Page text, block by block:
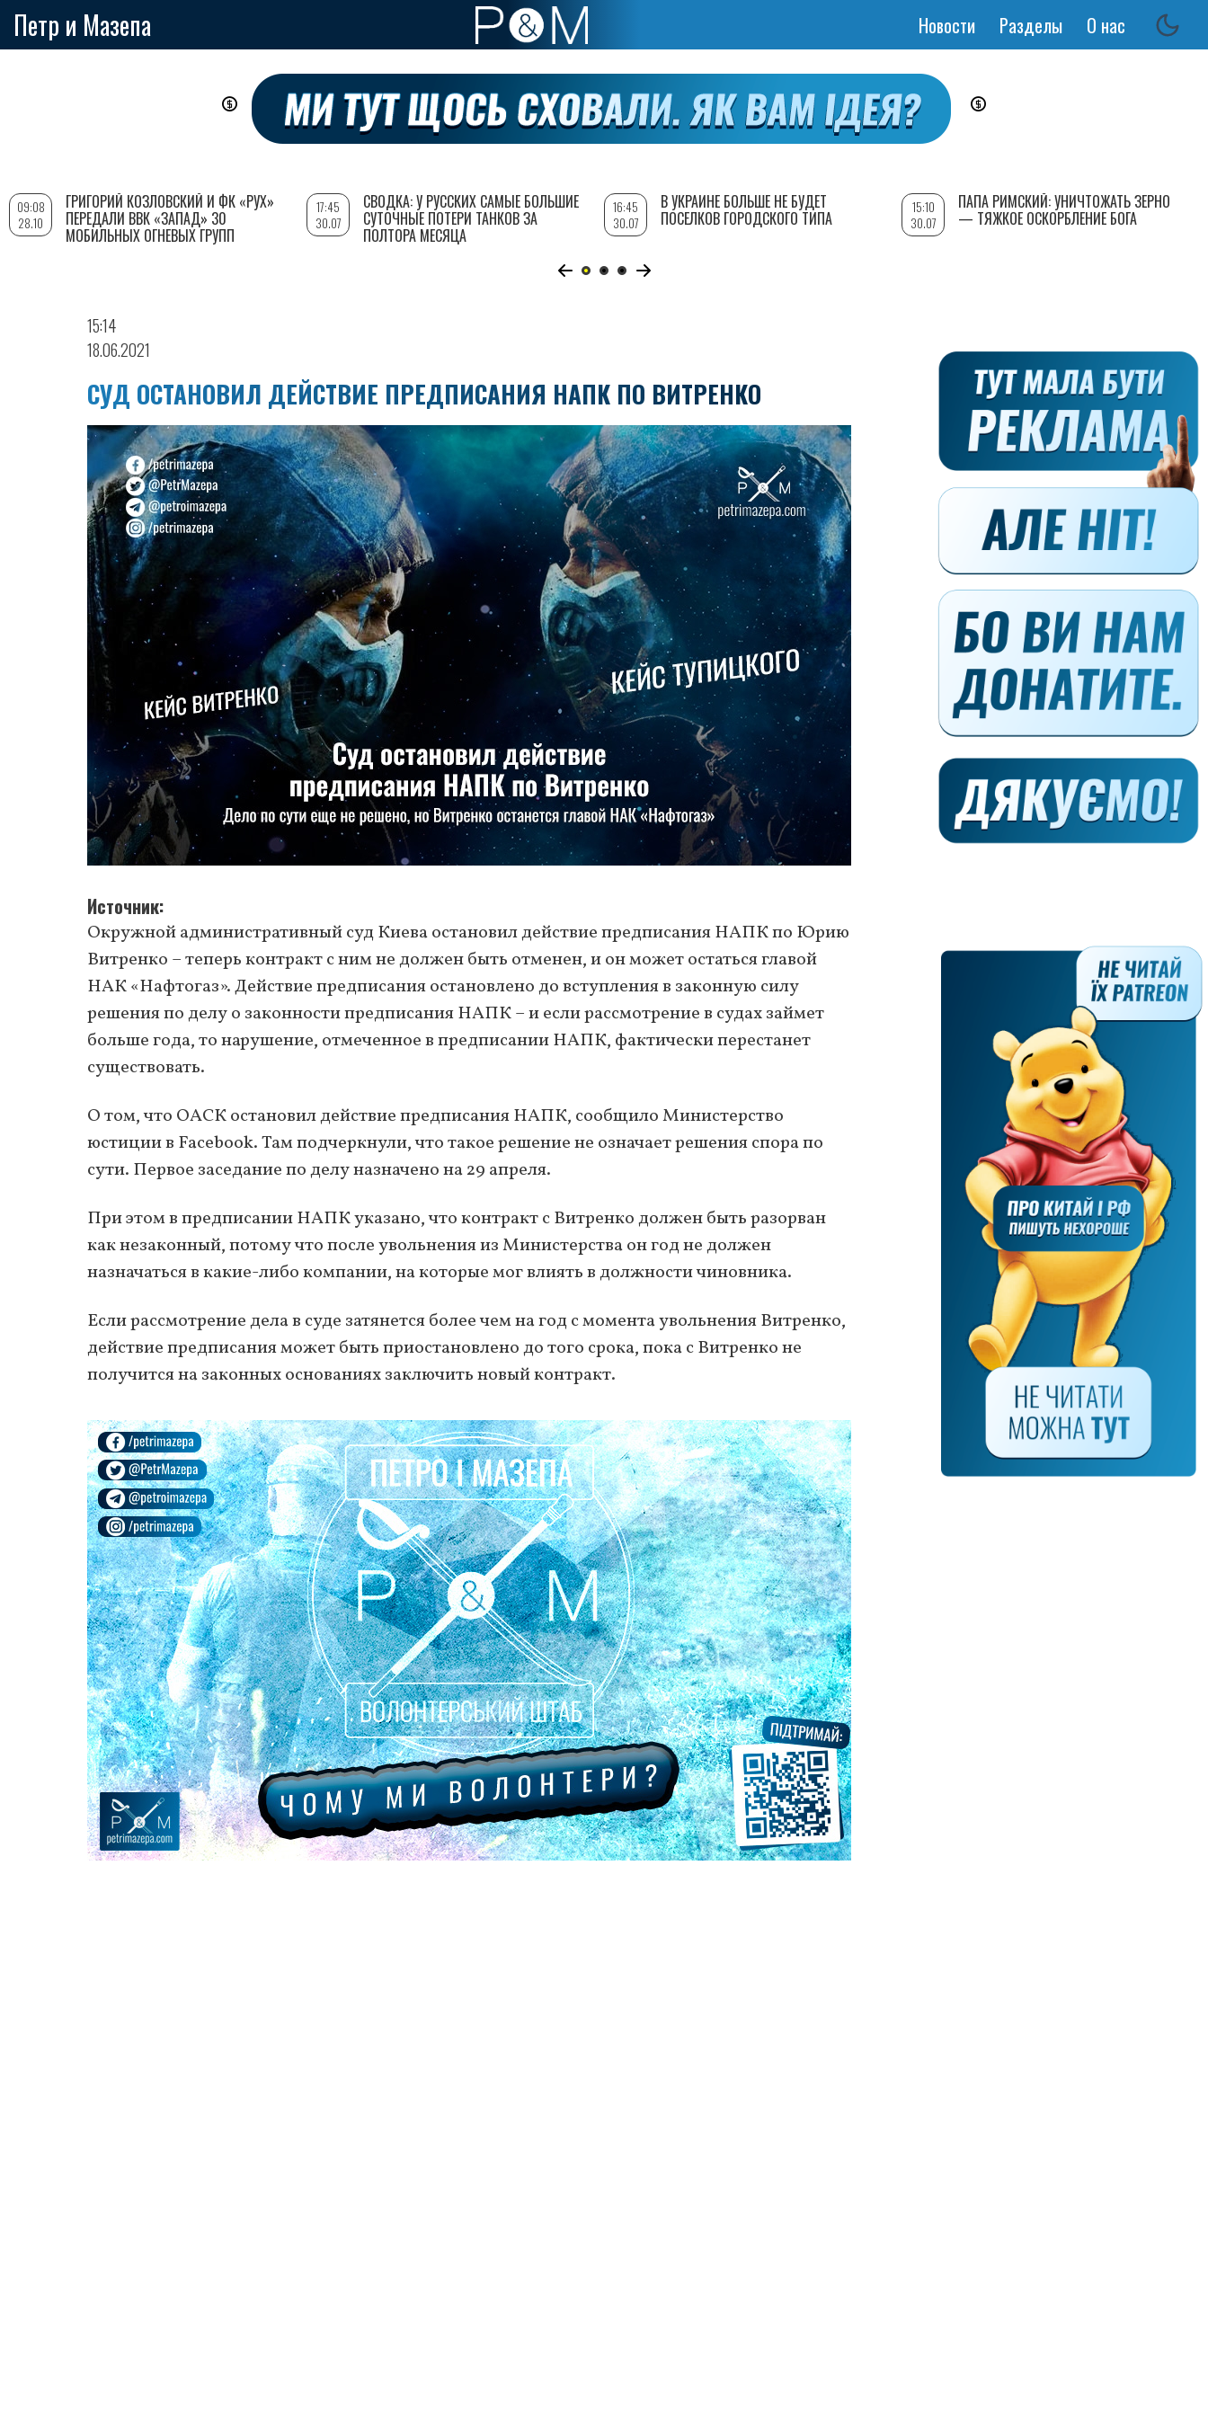
Петр и Мазепа
Основная
Новости Разделы О нас
15:14
18.06.2021
СУД ОСТАНОВИЛ ДЕЙСТВИЕ ПРЕДПИСАНИЯ НАПК ПО ВИТРЕНКО
Источник
Окружной административный суд Киева остановил действие предписания НАПК по Юрию
Витренко – теперь контракт с ним не должен быть отменен, и он может остаться главой
НАК «Нафтогаз». Действие предписания остановлено до вступления в законную силу
решения по делу о законности предписания НАПК – и если рассмотрение в судах займет
больше года, то нарушение, отмеченное в предписании НАПК, фактически перестанет
существовать.
О том, что ОАСК остановил действие предписания НАПК, сообщило Министерство
юстиции в Facebook. Там подчеркнули, что такое решение не означает решения спора по
сути. Первое заседание по делу назначено на 29 апреля.
При этом в предписании НАПК указано, что контракт с Витренко должен быть разорван
как незаконный, потому что после увольнения из Министерства он год не должен
назначаться в какие-либо компании, на которые мог влиять в должности чиновника.
Если рассмотрение дела в суде затянется более чем на год с момента увольнения Витренко,
действие предписания может быть приостановлено до того срока, пока с Витренко не
получится на законных основаниях заключить новый контракт.
09:08
28.10
ГРИГОРИЙ КОЗЛОВСКИЙ И ФК «РУХ»
ПЕРЕДАЛИ ВВК «ЗАПАД» 30
МОБИЛЬНЫХ ОГНЕВЫХ ГРУПП
17:45
30.07
СВОДКА: У РУССКИХ САМЫЕ БОЛЬШИЕ
СУТОЧНЫЕ ПОТЕРИ ТАНКОВ ЗА
ПОЛТОРА МЕСЯЦА
16:45
30.07
В УКРАИНЕ БОЛЬШЕ НЕ БУДЕТ
ПОСЕЛКОВ ГОРОДСКОГО ТИПА
15:10
30.07
ПАПА РИМСКИЙ: УНИЧТОЖАТЬ ЗЕРНО
— ТЯЖКОЕ ОСКОРБЛЕНИЕ БОГА